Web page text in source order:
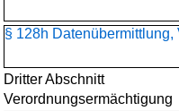
§ 128h Datenübermittlung,
Dritter Abschnitt
Verordnungsermächtigung